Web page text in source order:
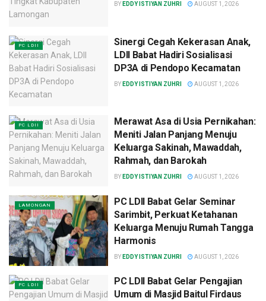
BY EDDY ISTIYAN ZUHRI AUGUST 1, 2026
PC LDII
Sinergi Cegah Kekerasan Anak,
LDII Babat Hadiri Sosialisasi
DP3A di Pendopo Kecamatan
BY EDDY ISTIYAN ZUHRI AUGUST 1, 2026
PC LDII
Merawat Asa di Usia Pernikahan:
Meniti Jalan Panjang Menuju
Keluarga Sakinah, Mawaddah,
Rahmah, dan Barokah
BY EDDY ISTIYAN ZUHRI AUGUST 1, 2026
LAMONGAN
PC LDII Babat Gelar Seminar
Sarimbit, Perkuat Ketahanan
Keluarga Menuju Rumah Tangga
Harmonis
BY EDDY ISTIYAN ZUHRI AUGUST 1, 2026
PC LDII
PC LDII Babat Gelar Pengajian
Umum di Masjid Baitul Firdaus